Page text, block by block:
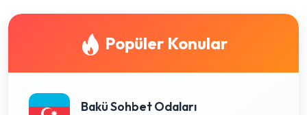
Popüler Konular
Bakü Sohbet Odaları